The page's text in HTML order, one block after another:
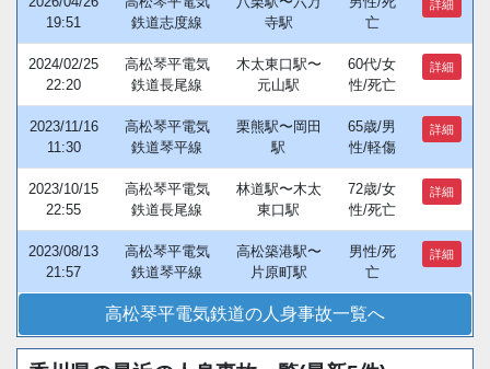
19:51
鉄道志度線
寺駅
亡
詳細
2024/02/25
22:20
高松琴平電気
鉄道長尾線
木太東口駅〜
元山駅
60代/女
性/死亡
詳細
2023/11/16
11:30
高松琴平電気
鉄道琴平線
栗熊駅〜岡田
駅
65歳/男
性/軽傷
詳細
2023/10/15
22:55
高松琴平電気
鉄道長尾線
林道駅〜木太
東口駅
72歳/女
性/死亡
詳細
2023/08/13
21:57
高松琴平電気
鉄道琴平線
高松築港駅〜
片原町駅
男性/死
亡
詳細
高松琴平電気鉄道の人身事故一覧へ